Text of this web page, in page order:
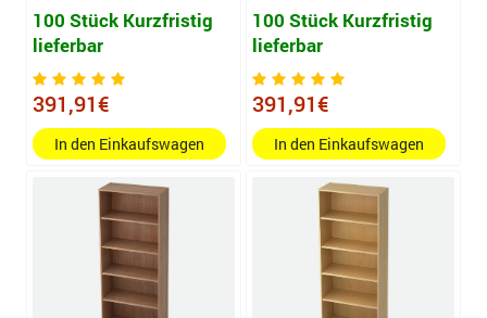
100 Stück Kurzfristig
lieferbar
391,91€
In den Einkaufswagen
100 Stück Kurzfristig
lieferbar
391,91€
In den Einkaufswagen